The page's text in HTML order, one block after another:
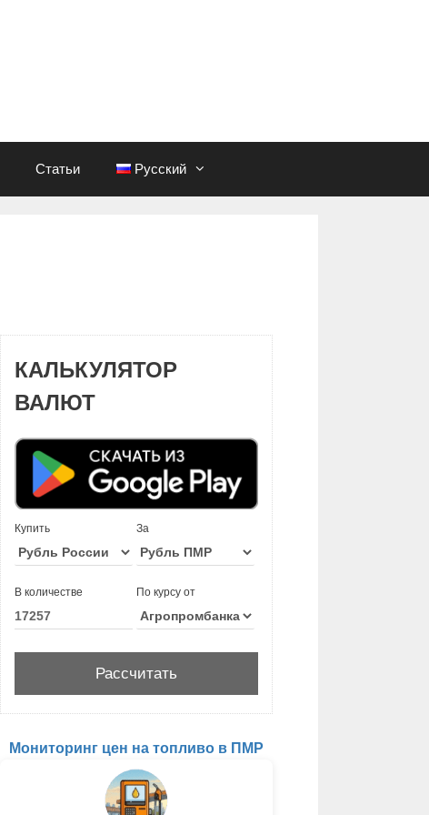
Статьи Русский
КАЛЬКУЛЯТОР
ВАЛЮТ
Купить За
В количестве По курсу от
Мониторинг цен на топливо в ПМР